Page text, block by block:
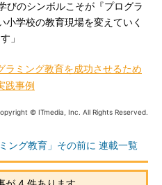
びのシンボルこそが『プログラ
小学校の教育現場を変えていく
」
ラミング教育を成功させるため
践事例
© ITmedia, Inc. All Rights Reserved.
ング教育」その前に 連載一覧